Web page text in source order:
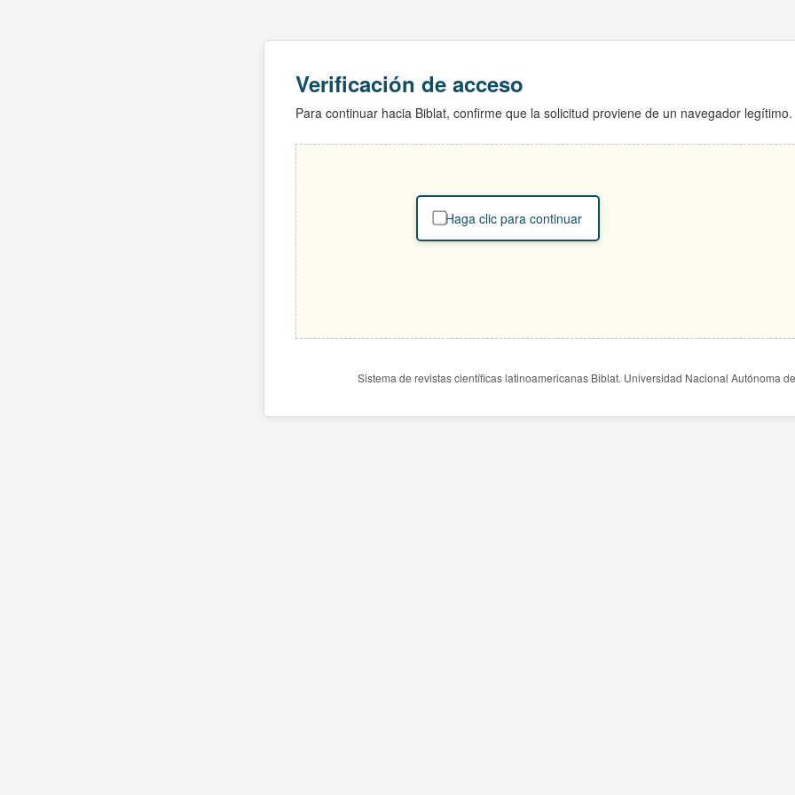
Verificación de acceso
Para continuar hacia Biblat, confirme que la solicitud proviene de un navegador legítimo.
Haga clic para continuar
Sistema de revistas científicas latinoamericanas Biblat. Universidad Nacional Autónoma